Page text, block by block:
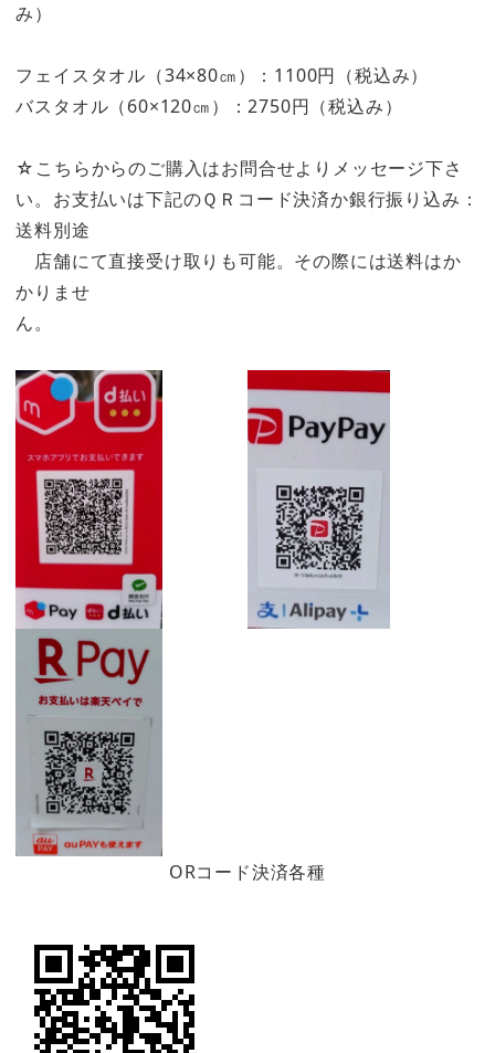
み）
フェイスタオル（34×80㎝）：1100円（税込み）
バスタオル（60×120㎝）：2750円（税込み）
☆こちらからのご購入はお問合せよりメッセージ下さ
い。お支払いは下記のＱＲコード決済か銀行振り込み：
送料別途
店舗にて直接受け取りも可能。その際には送料はか
かりませ
ん。
ORコード決済各種